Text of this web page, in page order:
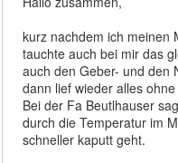
kurz nachdem ich meinen
tauchte auch bei mir das
auch den Geber- und den
dann lief wieder alles
Bei der Fa Beutlhauser
durch die Temperatur im
schneller kaputt geht.